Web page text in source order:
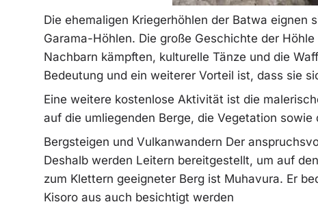
Die ehemaligen Kriegerhöhlen der Batwa eignen
Garama-Höhlen. Die große Geschichte der
Nachbarn kämpften, kulturelle Tänze und die
Bedeutung und ein weiterer Vorteil ist, dass sie
Eine weitere kostenlose Aktivität ist die
auf die umliegenden Berge, die Vegetation
Bergsteigen und Vulkanwandern Der
Deshalb werden Leitern bereitgestellt, um auf
zum Klettern geeigneter Berg ist Muhavura. Er
Kisoro aus auch besichtigt werden